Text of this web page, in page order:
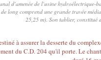
d'amenée de l'usine hydroélectrique-
long comprend une grande travée
25,25 m). Son tablier, constitué